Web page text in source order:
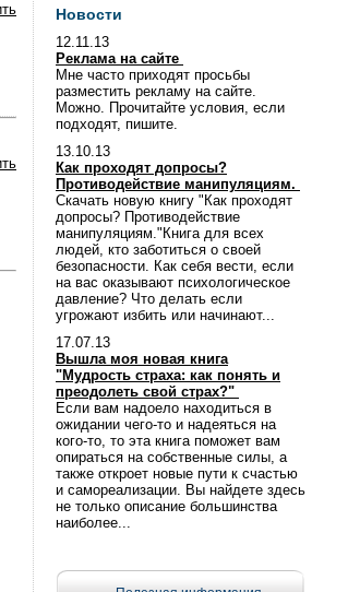
Новости
12.11.13
Реклама на сайте
Мне часто приходят просьбы
разместить рекламу на сайте.
Можно. Прочитайте условия, если
подходят, пишите.
13.10.13
Как проходят допросы?
Противодействие манипуляциям.
Скачать новую книгу "Как проходят
допросы? Противодействие
манипуляциям."Книга для всех
людей, кто заботиться о своей
безопасности. Как себя вести, если
на вас оказывают психологическое
давление? Что делать если
угрожают избить или начинают...
17.07.13
Вышла моя новая книга
"Мудрость страха: как понять и
преодолеть свой страх?"
Если вам надоело находиться в
ожидании чего-то и надеяться на
кого-то, то эта книга поможет вам
опираться на собственные силы, а
также откроет новые пути к счастью
и самореализации. Вы найдете здесь
не только описание большинства
наиболее...